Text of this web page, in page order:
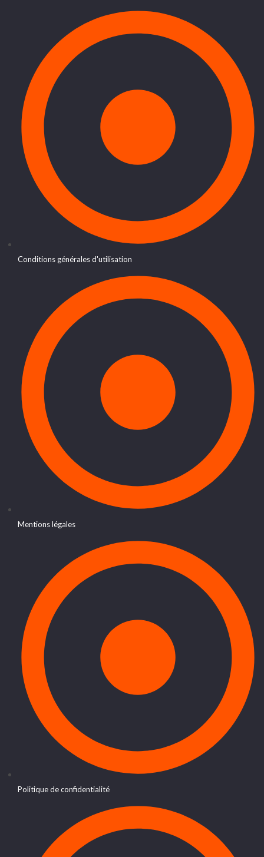
Conditions générales d'utilisation
Mentions légales
Politique de confidentialité